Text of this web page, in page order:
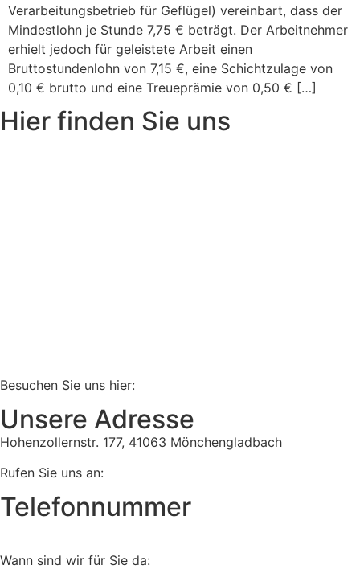
Verarbeitungsbetrieb für Geflügel) vereinbart, dass der
Mindestlohn je Stunde 7,75 € beträgt. Der Arbeitnehmer
erhielt jedoch für geleistete Arbeit einen
Bruttostundenlohn von 7,15 €, eine Schichtzulage von
0,10 € brutto und eine Treueprämie von 0,50 € […]
Hier finden Sie uns
Besuchen Sie uns hier:
Unsere Adresse
Hohenzollernstr. 177, 41063 Mönchengladbach
Rufen Sie uns an:
Telefonnummer
Wann sind wir für Sie da: